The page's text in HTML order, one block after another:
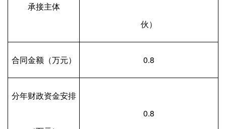
承接主体
伙）
合同金额（万元） 0.8
分年财政资金安排
0.8